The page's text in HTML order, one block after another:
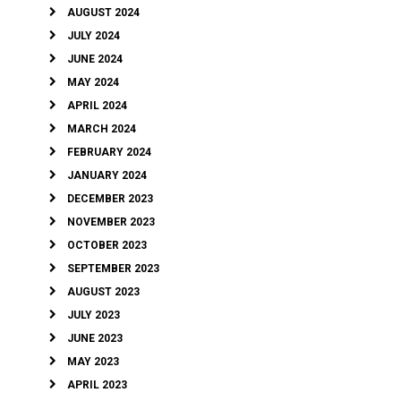
AUGUST 2024
JULY 2024
JUNE 2024
MAY 2024
APRIL 2024
MARCH 2024
FEBRUARY 2024
JANUARY 2024
DECEMBER 2023
NOVEMBER 2023
OCTOBER 2023
SEPTEMBER 2023
AUGUST 2023
JULY 2023
JUNE 2023
MAY 2023
APRIL 2023